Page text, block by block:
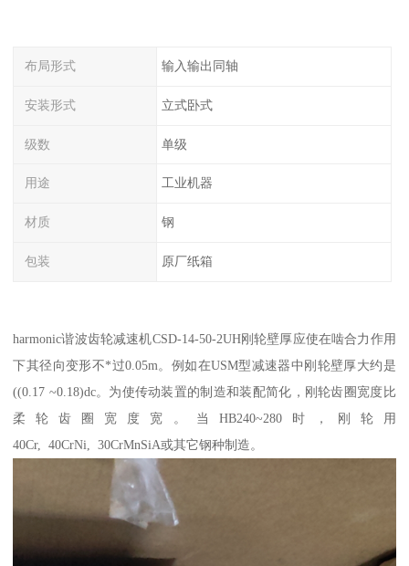
布局形式 输入输出同轴
安装形式 立式卧式
级数 单级
用途 工业机器
材质 钢
包装 原厂纸箱
harmonic谐波齿轮减速机CSD-14-50-2UH刚轮壁厚应使在啮合力作用
下其径向变形不*过0.05m。例如在USM型减速器中刚轮壁厚大约是
((0.17 ~0.18)dc。为使传动装置的制造和装配简化，刚轮齿圈宽度比
柔轮齿圈宽度宽。当HB240~280时，刚轮用
40Cr, 40CrNi, 30CrMnSiA或其它钢种制造。